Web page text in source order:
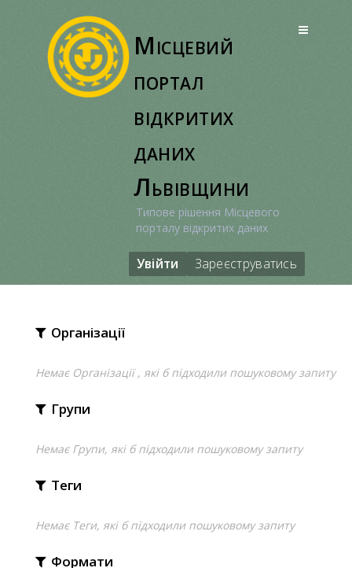
Місцевий
портал
відкритих
даних
Львівщини
Типове рішення Місцевого
порталу відкритих даних
Увійти Зареєструватись
Організації
Немає Організації , які б підходили пошуковому запиту
Групи
Немає Групи, які б підходили пошуковому запиту
Теги
Немає Теги, які б підходили пошуковому запиту
Формати